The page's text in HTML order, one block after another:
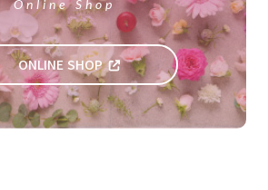
Online Shop
ONLINE SHOP